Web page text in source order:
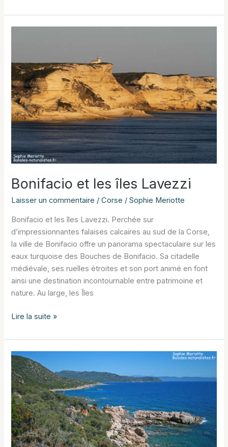
le
golfe
Bonifacio et les îles Lavezzi
Laisser un commentaire /Corse /Sophie Meriotte
Bonifacio et les îles Lavezzi. Perchée sur
d’impressionnantes falaises calcaires au sud de la Corse,
la ville de Bonifacio offre un panorama spectaculaire sur les
eaux turquoise des Bouches de Bonifacio. Sa citadelle
médiévale, ses ruelles étroites et son port animé en font
ainsi une destination incontournable entre patrimoine et
nature. Au large, les Îles
Bonifacio
les
îles
Lavezzi
Lire la suite »